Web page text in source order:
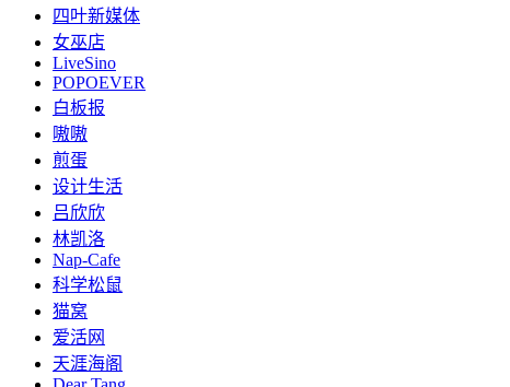
四叶新媒体
女巫店
LiveSino
POPOEVER
白板报
嗷嗷
煎蛋
设计生活
吕欣欣
林凯洛
Nap-Cafe
科学松鼠
猫窝
爱活网
天涯海阁